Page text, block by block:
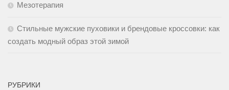
Мезотерапия
Стильные мужские пуховики и брендовые кроссовки: как
создать модный образ этой зимой
РУБРИКИ